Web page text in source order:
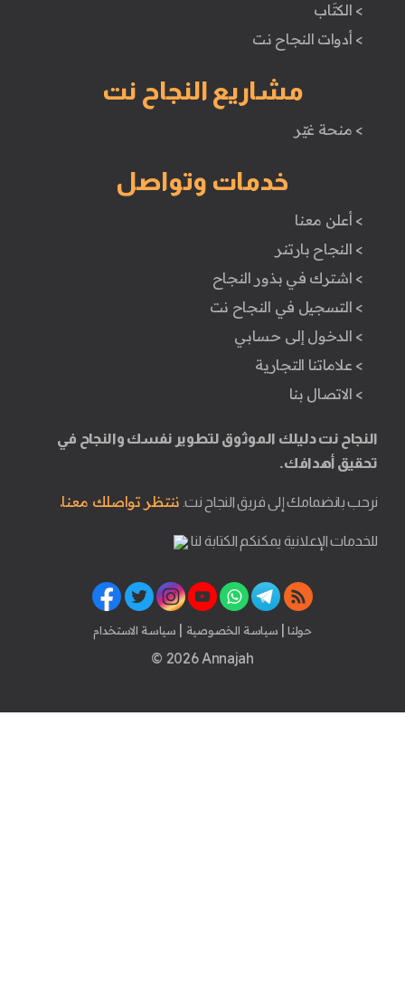
> الكتَاب
> أدوات النجاح نت
مشاريع النجاح نت
> منحة غيّر
خدمات وتواصل
> أعلن معنا
> النجاح بارتنر
> اشترك في بذور النجاح
> التسجيل في النجاح نت
> الدخول إلى حسابي
> علاماتنا التجارية
> الاتصال بنا
النجاح نت دليلك الموثوق لتطوير نفسك والنجاح في
تحقيق أهدافك.
نرحب بانضمامك إلى فريق النجاح نت. ننتظر تواصلك معنا.
للخدمات الإعلانية يمكنكم الكتابة لنا
حولنا | سياسة الخصوصية | سياسة الاستخدام
© 2026 Annajah